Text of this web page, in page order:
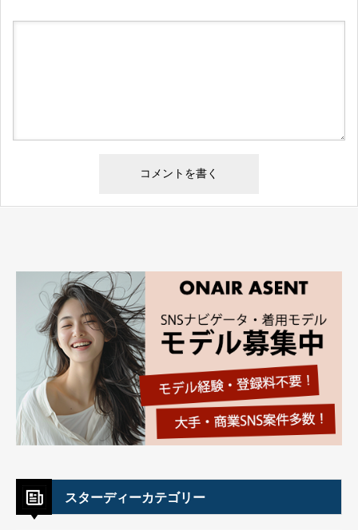
スターディーカテゴリー